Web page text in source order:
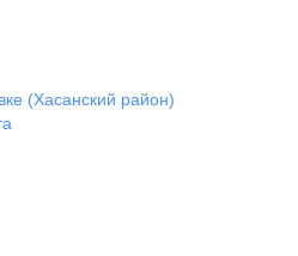
(Хасанский район)